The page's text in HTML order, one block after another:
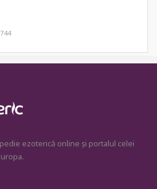
ezoterică online și portalul celei